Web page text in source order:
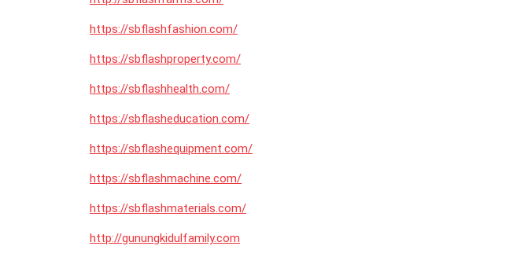
https://sbflashfashion.com/
https://sbflashproperty.com/
https://sbflashhealth.com/
https://sbflasheducation.com/
https://sbflashequipment.com/
https://sbflashmachine.com/
https://sbflashmaterials.com/
http://gunungkidulfamily.com